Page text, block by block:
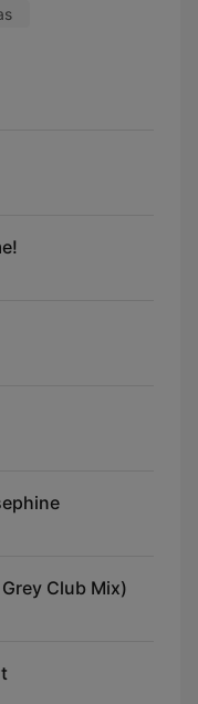
Club Mix)